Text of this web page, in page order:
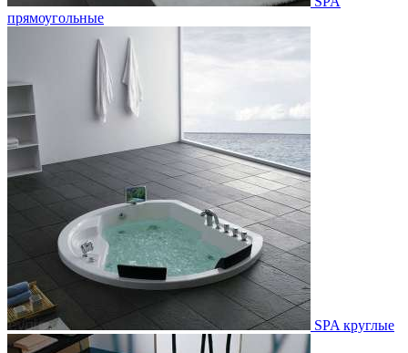
прямоугольные
SPA круглые